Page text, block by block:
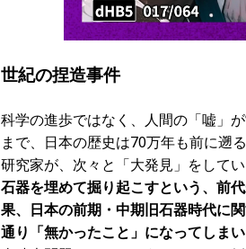
世紀の捏造事件
科学の進歩ではなく、人間の「嘘」
まで、日本の歴史は70万年も前に遡
研究家が、次々と「大発見」をして
石器を埋めて掘り起こすという、前
果、日本の前期・中期旧石器時代に
通り「無かったこと」になってしま